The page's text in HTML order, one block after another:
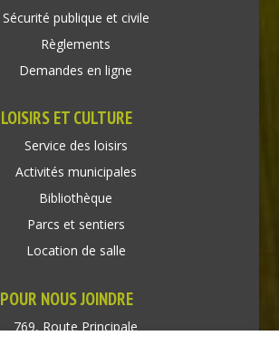
Sécurité publique et civile
Règlements
Demandes en ligne
LOISIRS ET CULTURE
Service des loisirs
Activités municipales
Bibliothèque
Parcs et sentiers
Location de salle
POUR NOUS JOINDRE
769, Route Principale